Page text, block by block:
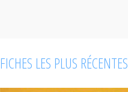
FICHES LES PLUS RÉCENTES